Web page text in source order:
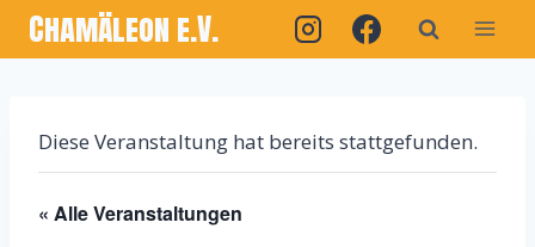
Chamäleon e.V.
Diese Veranstaltung hat bereits stattgefunden.
« Alle Veranstaltungen